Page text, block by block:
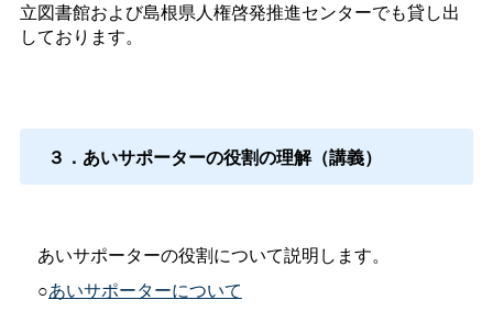
立図書館および島根県人権啓発推進センターでも貸し出
しております。
３．あいサポーターの役割の理解（講義）
あいサポーターの役割について説明します。
○あいサポーターについて